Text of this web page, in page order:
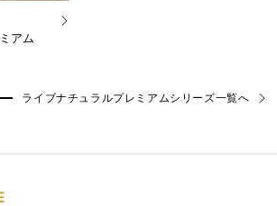
アム
ライブナチュラルプレミアムシリーズ一覧へ